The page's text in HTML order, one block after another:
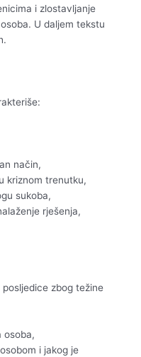
i zlostavljanje
U daljem tekstu
način,
kriznom trenutku,
sukoba,
rješenja,
zbog težine
osoba,
i jakog je